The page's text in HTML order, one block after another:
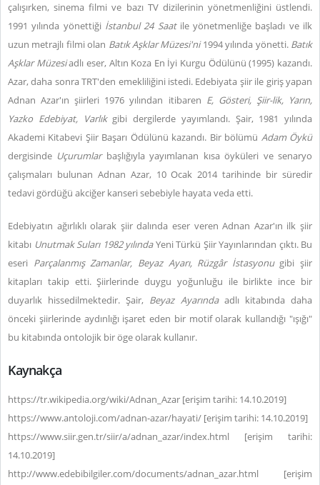
çalışırken, sinema filmi ve bazı TV dizilerinin yönetmenliğini üstlendi.
1991 yılında yönettiği İstanbul 24 Saatile yönetmenliğe başladı ve ilk
uzun metrajlı filmi olan Batık Aşklar Müzesi'ni1994 yılında yönetti.Batık
Aşklar Müzesiadlı eser, Altın Koza En İyi Kurgu Ödülünü (1995) kazandı.
Azar, daha sonra TRT'den emekliliğini istedi. Edebiyata şiir ile giriş yapan
Adnan Azar'ın şiirleri 1976 yılından itibaren E, Gösteri, Şiir-lik, Yarın,
Yazko Edebiyat, Varlıkgibi dergilerde yayımlandı. Şair, 1981 yılında
Akademi Kitabevi Şiir Başarı Ödülünü kazandı. Bir bölümü Adam Öykü
dergisinde Uçurumlarbaşlığıyla yayımlanan kısa öyküleri ve senaryo
çalışmaları bulunan Adnan Azar, 10 Ocak 2014 tarihinde bir süredir
tedavi gördüğü akciğer kanseri sebebiyle hayata veda etti.
Edebiyatın ağırlıklı olarak şiir dalında eser veren Adnan Azar'ın ilk şiir
kitabı Unutmak Suları 1982 yılındaYeni Türkü Şiir Yayınlarından çıktı. Bu
eseri Parçalanmış Zamanlar, Beyaz Ayarı, Rüzgâr İstasyonugibi şiir
kitapları takip etti. Şiirlerinde duygu yoğunluğu ile birlikte ince bir
duyarlık hissedilmektedir. Şair, Beyaz Ayarında adlı kitabında daha
önceki şiirlerinde aydınlığı işaret eden bir motif olarak kullandığı "ışığı"
bu kitabında ontolojik bir öge olarak kullanır.
Kaynakça
https://tr.wikipedia.org/wiki/Adnan_Azar [erişim tarihi: 14.10.2019]
https://www.antoloji.com/adnan-azar/hayati/ [erişim tarihi: 14.10.2019]
https://www.siir.gen.tr/siir/a/adnan_azar/index.html [erişim tarihi:
14.10.2019]
http://www.edebibilgiler.com/documents/adnan_azar.html [erişim